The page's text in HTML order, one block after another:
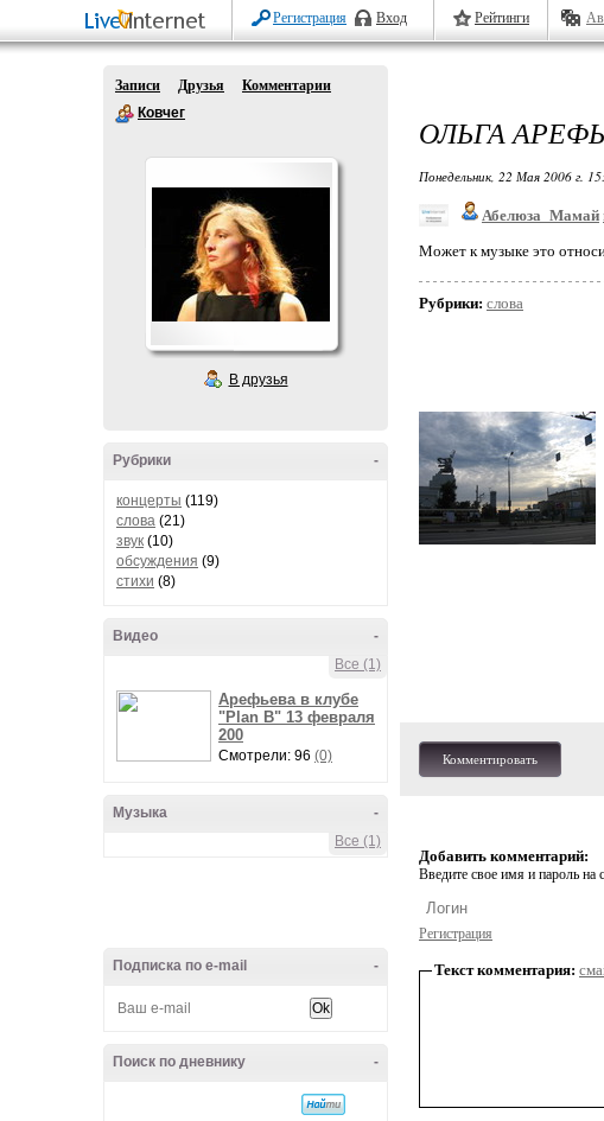
Регистрация Вход Рейтинги
Записи Друзья
Комментарии
Ковчег
В друзья
-
Рубрики
концерты (119)
слова (21)
звук (10)
обсуждения (9)
стихи (8)
-
Видео
Все (1)
Арефьева в клубе
"Plan B" 13 февраля
200
Смотрели: 96 (0)
-
Музыка
Все (1)
-
Подписка по e-mail
-
Поиск по дневнику
ОЛЬГА
Понедельник, 22 Мая 2006 г.
Абелюза_Мамай
Может к музыке это
Рубрики: слова
Комментировать
Добавить комментарий:
Введите свое имя и пароль на
Регистрация
Текст комментария: